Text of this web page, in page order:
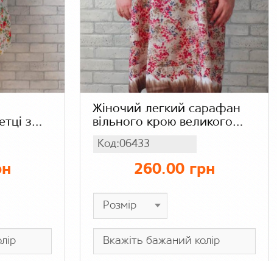
з
Жіночий легкий сарафан
вільного крою великого
штапель софт
Код:06433
260.00 грн